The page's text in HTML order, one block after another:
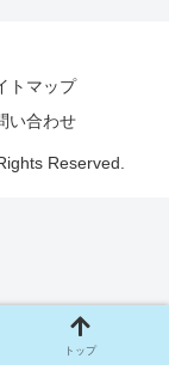
トマップ
い合わせ
Reserved.
トップ